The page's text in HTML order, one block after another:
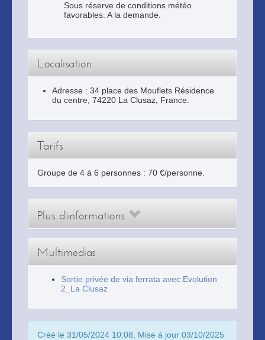
Sous réserve de conditions météo
favorables. A la demande.
Localisation
Adresse : 34 place des Mouflets Résidence
du centre 74220 La Clusaz , France.
Tarifs
Groupe de 4 à 6 personnes : 70 €/personne.
Plus d'informations
Multimedias
Sortie privée de via ferrata avec Evolution
2_La Clusaz
Créé le 31/05/2024 10:08, Mise à jour 03/10/2025